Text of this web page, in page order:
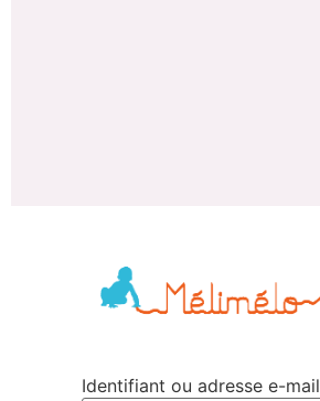
Identifiant ou adresse e-mail